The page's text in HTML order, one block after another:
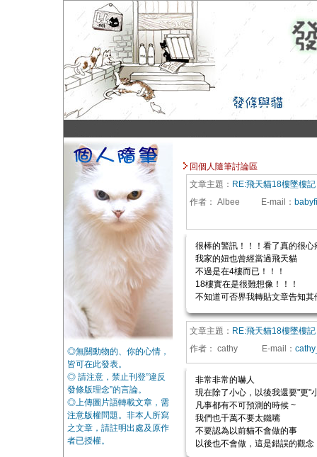
◎無關動物的、你的心情，
皆可在此發表。
◎ 請注意，禁止刊登”違反
發條版理念”的言論。
◎上傳圖片語轉載文章，需
注意版權問題。非本人所寫
之文章，請註明出處及原作
者已授權。
回個人隨筆討論區
文章主題： RE:飛天貓18樓墜樓記
作者： Albee E-mail ：
很棒的警訊！！！看了真的很心
我家的妞也曾經當過飛天貓
不過是在4樓而已！！！
18樓實在是很難想像！！！
不知道可否界我轉貼文章告知
文章主題： RE:飛天貓18樓墜樓記
作者： cathy E-mail ：
非常非常的嚇人
現在除了小心，以後我還要"更"
凡事都有不可預測的時候 ~
我們也千萬不要太鐵嘴
不要認為以前貓不會做的事
以後也不會做，這是錯誤的觀念